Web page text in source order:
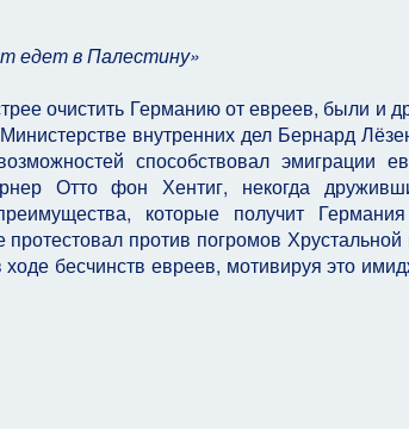
едет в Палестину»
очистить Германию от евреев, были и
внутренних дел Бернард
способствовал эмиграции
Отто фон Хентиг, некогда
которые получит
против погромов
бесчинств евреев, мотивируя это